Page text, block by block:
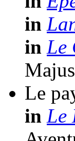
in
in Le
Le
in Le